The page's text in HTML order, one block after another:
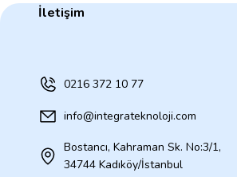
İletişim
0216 372 10 77
info@integrateknoloji.com
Bostancı, Kahraman Sk. No:3/1,
34744 Kadıköy/İstanbul